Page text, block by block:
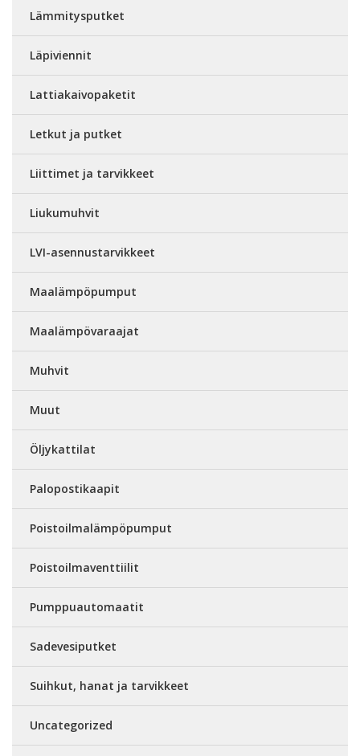
Lämmitysputket
Läpiviennit
Lattiakaivopaketit
Letkut ja putket
Liittimet ja tarvikkeet
Liukumuhvit
LVI-asennustarvikkeet
Maalämpöpumput
Maalämpövaraajat
Muhvit
Muut
Öljykattilat
Palopostikaapit
Poistoilmalämpöpumput
Poistoilmaventtiilit
Pumppuautomaatit
Sadevesiputket
Suihkut, hanat ja tarvikkeet
Uncategorized